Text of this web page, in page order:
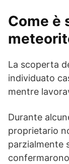
Come è
La scoperta
individuato
mentre
Durante
proprietario
parzialmente